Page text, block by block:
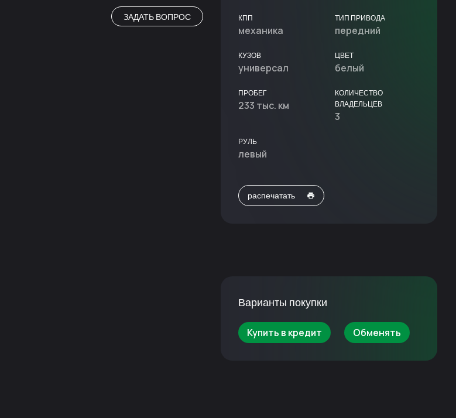
ЗАДАТЬ ВОПРОС КПП
механика
ТИП ПРИВОДА
передний
КУЗОВ
универсал
ЦВЕТ
белый
ПРОБЕГ
233 тыс. км
КОЛИЧЕСТВО
ВЛАДЕЛЬЦЕВ
3
РУЛЬ
левый
распечатать
Варианты покупки
Купить в кредит Обменять